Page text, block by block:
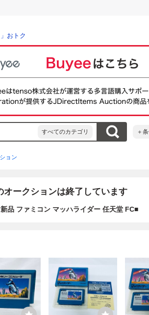
おトク
すべてのカテゴリ ＋
ョン
オークションは終了しています
品 ファミコン マッハライダー 任天堂 FC■